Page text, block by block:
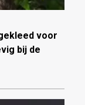
voor
bij de